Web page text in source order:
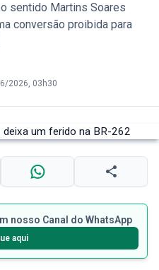
sentido Martins Soares
conversão proibida para
2026, 03h30
nosso Canal do WhatsApp
aqui